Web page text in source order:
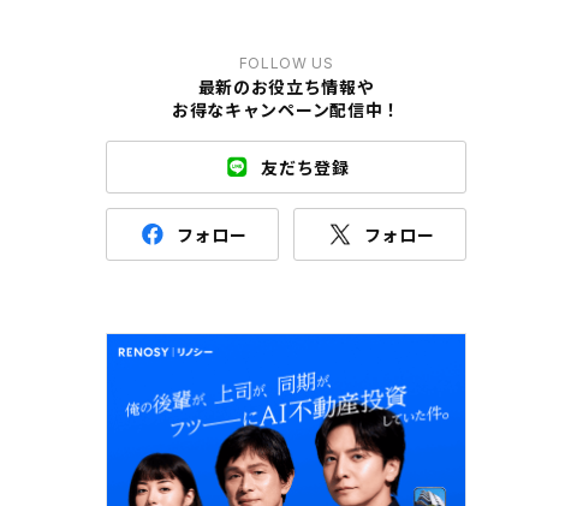
FOLLOW US
最新のお役立ち情報や
お得なキャンペーン配信中！
友だち登録
フォロー フォロー